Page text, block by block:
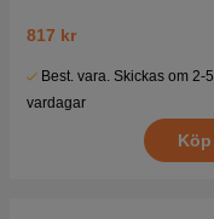
817 kr
Best. vara. Skickas om 2-5
vardagar
Köp